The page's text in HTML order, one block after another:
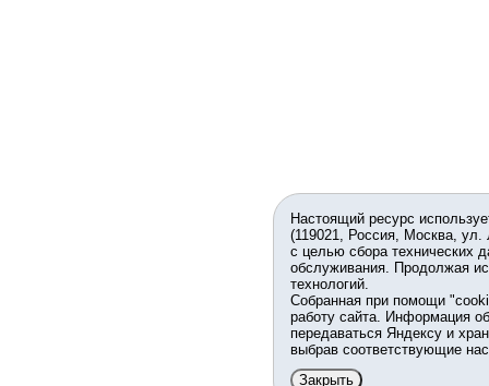
Настоящий ресурс
(119021, Россия, Москва,
с целью сбора технических
обслуживания. Продолжая
технологий.
Собранная при помощи
работу сайта. Информация
передаваться Яндексу и
выбрав соответствующие
Закрыть